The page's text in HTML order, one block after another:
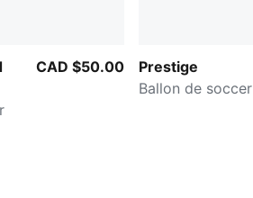
CAD $50.00
Prestige
Ballon de soccer